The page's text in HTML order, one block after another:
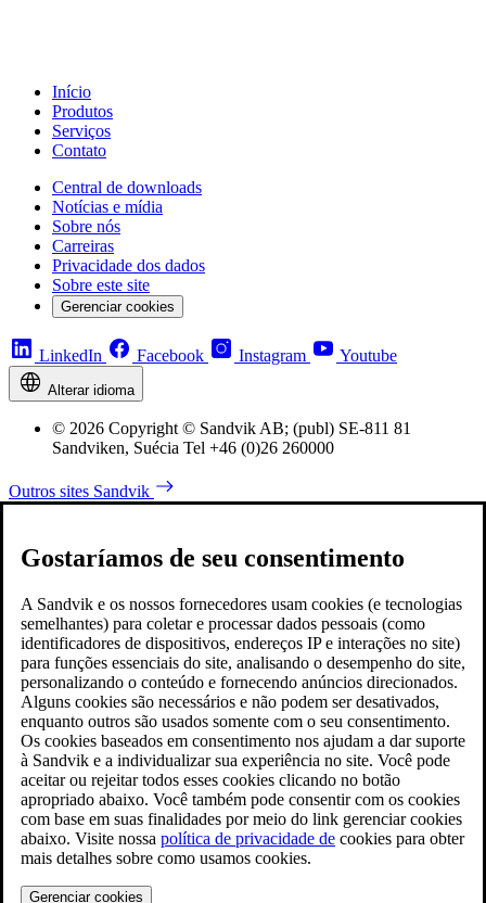
Início
Produtos
Serviços
Contato
Central de downloads
Notícias e mídia
Sobre nós
Carreiras
Privacidade dos dados
Sobre este site
Gerenciar cookies
LinkedIn Facebook Instagram Youtube
Alterar idioma
© 2026 Copyright © Sandvik AB; (publ) SE-811 81
Sandviken, Suécia Tel +46 (0)26 260000
Outros sites Sandvik
Gostaríamos de seu consentimento
A Sandvik e os nossos fornecedores usam cookies (e tecnologias
semelhantes) para coletar e processar dados pessoais (como
identificadores de dispositivos, endereços IP e interações no site)
para funções essenciais do site, analisando o desempenho do site,
personalizando o conteúdo e fornecendo anúncios direcionados.
Alguns cookies são necessários e não podem ser desativados,
enquanto outros são usados somente com o seu consentimento.
Os cookies baseados em consentimento nos ajudam a dar suporte
à Sandvik e a individualizar sua experiência no site. Você pode
aceitar ou rejeitar todos esses cookies clicando no botão
apropriado abaixo. Você também pode consentir com os cookies
com base em suas finalidades por meio do link gerenciar cookies
abaixo. Visite nossa política de privacidade de cookies para obter
mais detalhes sobre como usamos cookies.
Gerenciar cookies